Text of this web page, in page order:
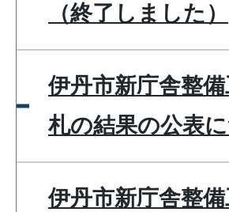
（終了しました）
伊丹市新庁舎整
札の結果の公表
伊丹市新庁舎整